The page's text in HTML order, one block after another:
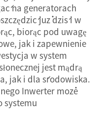
na generatorach
już dziś i w
biorąc pod uwagę
jak i zapewnienie
w system
jest mądrą
jak i dla środowiska.
Inwerter może
systemu